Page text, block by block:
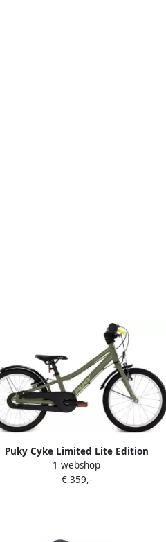
Puky Cyke Limited Lite Edition
Kinderfiets 18 inch 3 versnellingen
Groen
1 webshop
€ 359,-